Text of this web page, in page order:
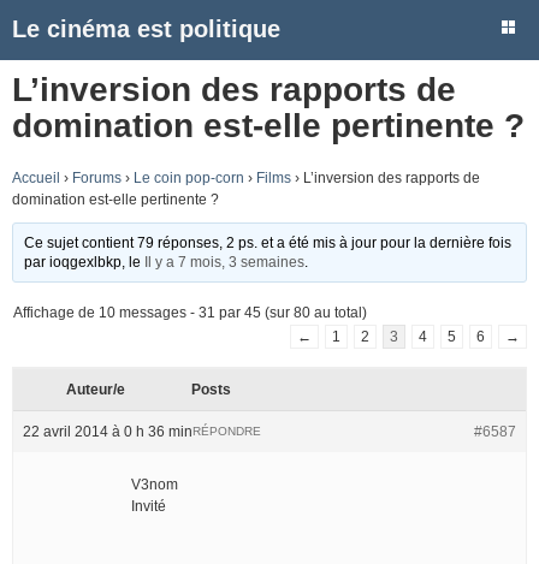
Le cinéma est politique
L’inversion des rapports de
domination est-elle pertinente ?
Accueil › Forums › Le coin pop-corn › Films › L’inversion des rapports de
domination est-elle pertinente ?
Ce sujet contient 79 réponses, 2 ps. et a été mis à jour pour la dernière fois
parioqgexlbkp , le Il y a 7 mois, 3 semaines
Affichage de 10 messages - 31 par 45 (sur 80 au total)
←
1 2 3 4 5 6 →
Auteur/e Posts
22 avril 2014 à 0 h 36 min #6587
RÉPONDRE
V3nom
Invité